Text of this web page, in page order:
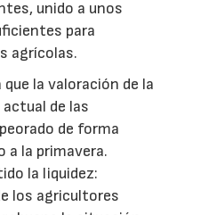
unido a unos
para
agrícolas.
la valoración de la
de las
de forma
la primavera.
la liquidez:
los agricultores